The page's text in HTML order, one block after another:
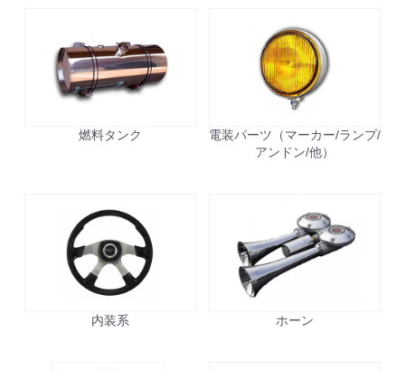
お買い物を続ける カートへ進む
燃料タンク
電装パーツ（マーカー/ランプ/
アンドン/他）
内装系 ホーン